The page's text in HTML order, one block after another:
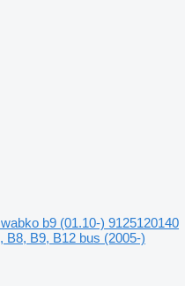
b9 (01.10-) 9125120140
B8, B9, B12 bus (2005-)